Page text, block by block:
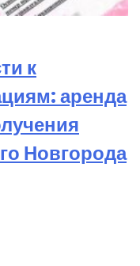
к
аренда
Новгорода